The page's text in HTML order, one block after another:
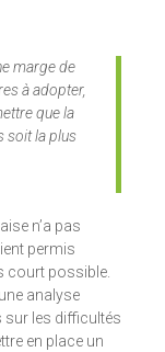
marge de
à adopter,
que la
soit la plus
n’a pas
permis
court possible.
analyse
sur les difficultés
en place un